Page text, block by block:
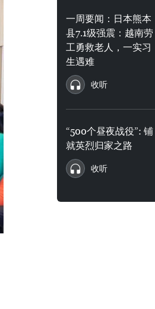
一周要闻：日本熊本
县7.1级强震：越南劳
工勇救老人，一实习
生遇难
收听
“500个昼夜战役”: 铺
就英烈归家之路
收听